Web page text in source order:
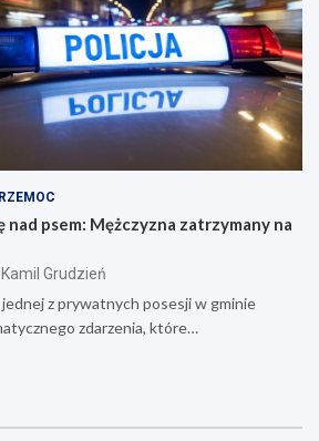
nad psem: Mężczyzna zatrzymany na
Kamil Grudzień
z prywatnych posesji w gminie
zdarzenia, które…